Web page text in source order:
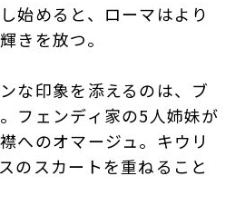
始めると、ローマはより
きを放つ。
な印象を添えるのは、ブ
フェンディ家の5人姉妹が
へのオマージュ。キウリ
のスカートを重ねること